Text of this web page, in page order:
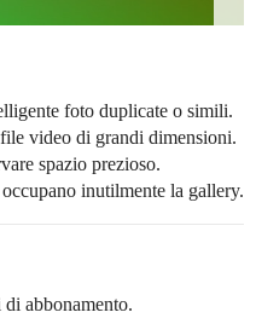
foto duplicate o simili.
video di grandi dimensioni.
spazio prezioso.
inutilmente la gallery.
di abbonamento.